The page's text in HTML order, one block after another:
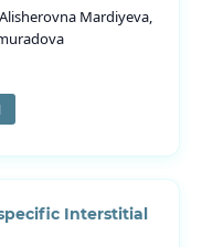
Mardiyeva,
Interstitial